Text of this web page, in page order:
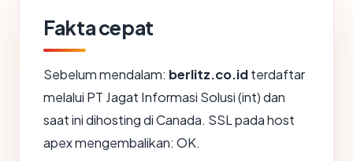
Fakta cepat
Sebelum mendalam: berlitz.co.idterdaftar
melalui PT Jagat Informasi Solusi (int) dan
saat ini dihosting di Canada. SSL pada host
apex mengembalikan: OK.